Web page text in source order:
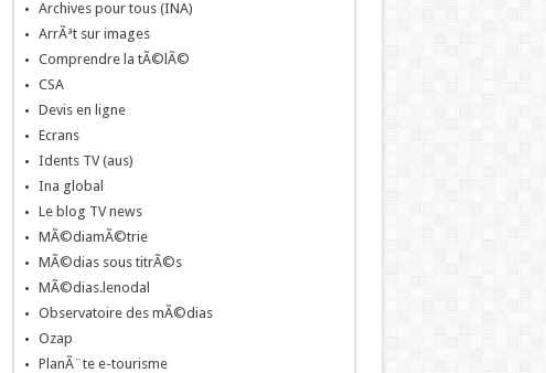
Archives pour tous (INA)
ArrÃªt sur images
Comprendre la tÃ©lÃ©
CSA
Devis en ligne
Ecrans
Idents TV (aus)
Ina global
Le blog TV news
MÃ©diamÃ©trie
MÃ©dias sous titrÃ©s
MÃ©dias.lenodal
Observatoire des mÃ©dias
Ozap
PlanÃ¨te e-tourisme